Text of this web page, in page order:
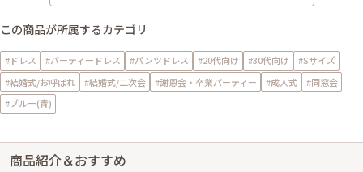
この商品が所属するカテゴリ
#ドレス #パーティードレス #パンツドレス #20代向け #30代向け
#Sサイズ
#結婚式/お呼ばれ
#結婚式/二次会 #謝恩会・卒業パーティー #成人式
#同窓会
#ブルー(青)
商品紹介＆おすすめ